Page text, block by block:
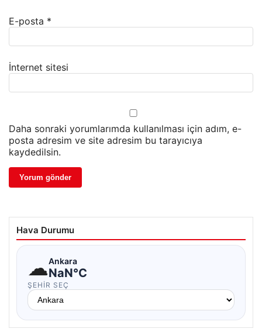
E-posta *
İnternet sitesi
Daha sonraki yorumlarımda kullanılması için adım, e-
posta adresim ve site adresim bu tarayıcıya
kaydedilsin.
Hava Durumu
☁Ankara
NaN°C
ŞEHIR SEÇ